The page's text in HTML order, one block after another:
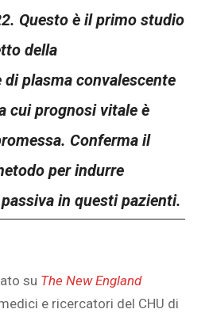
Questo è il primo studio
della
plasma convalescente
cui prognosi vitale è
Conferma il
per indurre
in questi pazienti.
su The New England
e ricercatori del CHU di